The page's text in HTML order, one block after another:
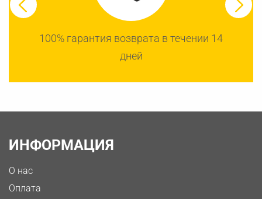
100% гарантия возврата в течении 14
дней
ИНФОРМАЦИЯ
О нас
Оплата